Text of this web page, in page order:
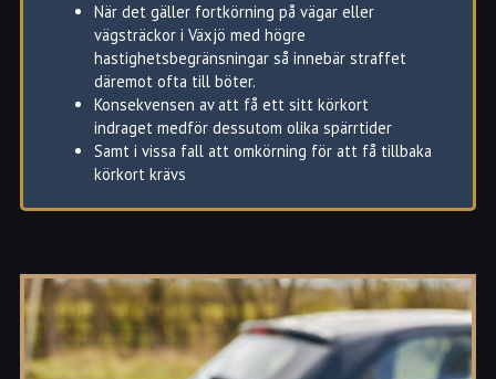
När det gäller fortkörning på vägar eller
vägsträckor i Växjö med högre
hastighetsbegränsningar så innebär straffet
däremot ofta till böter.
Konsekvensen av att få ett sitt körkort
indraget medför dessutom olika spärrtider
Samt i vissa fall att omkörning för att få tillbaka
körkort krävs
Vad får fortkörning i Växjö för konsekvenser?
Konsekvenserna för fortkörning i Växjö skiljer sig
beroende på hastighetsbegränsning samt
hastighetsöverträdelse.